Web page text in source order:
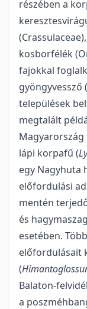
részében a
kosborfélék
fajokkal
gyöngyvessző (
települések
megtalált
lápi korpafű (
egy Nagyhuta
előfordulási
mentén
és
esetében.
előfordulásait
(
Balaton-
a